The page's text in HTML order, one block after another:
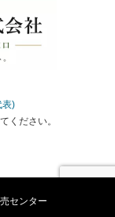
表)
ださい。
センター